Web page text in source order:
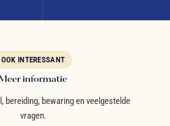
OOK INTERESSANT
Meer informatie
bereiding, bewaring en veelgestelde
vragen.